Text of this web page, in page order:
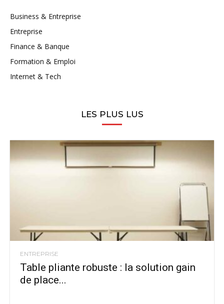
Business & Entreprise
Entreprise
Finance & Banque
Formation & Emploi
Internet & Tech
LES PLUS LUS
ENTREPRISE
Table pliante robuste : la solution gain
de place...